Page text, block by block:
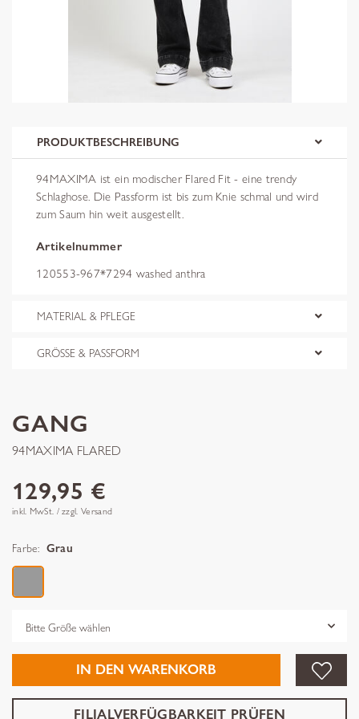
PRODUKTBESCHREIBUNG
94MAXIMA ist ein modischer Flared Fit - eine trendy
Schlaghose. Die Passform ist bis zum Knie schmal und wird
zum Saum hin weit ausgestellt.
Artikelnummer
120553-967*7294 washed anthra
MATERIAL & PFLEGE
GRÖSSE & PASSFORM
GANG
94MAXIMA FLARED
129,95 €
inkl. MwSt. / zzgl. Versand
Farbe: Grau
IN DEN WARENKORB
FILIALVERFÜGBARKEIT PRÜFEN